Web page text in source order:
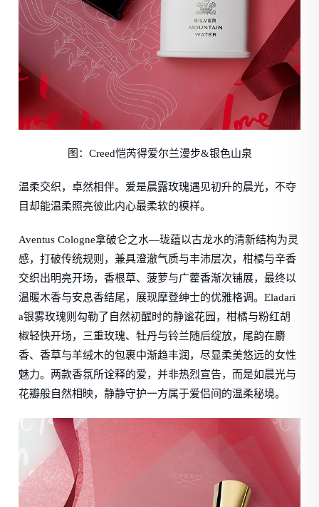
图：Creed恺芮得爱尔兰漫步&银色山泉
温柔交织，卓然相伴。爱是晨露玫瑰遇见初升的晨光，不夺
目却能温柔照亮彼此内心最柔软的模样。
Aventus Cologne拿破仑之水—珑蕴以古龙水的清新结构为灵
感，打破传统规则，兼具澄澈气质与丰沛层次，柑橘与辛香
交织出明亮开场，香根草、菠萝与广藿香渐次铺展，最终以
温暖木香与安息香结尾，展现摩登绅士的优雅格调。Eladari
a银雾玫瑰则勾勒了自然初醒时的静谧花园，柑橘与粉红胡
椒轻快开场，三重玫瑰、牡丹与铃兰随后绽放，尾韵在麝
香、香草与羊绒木的包裹中渐趋丰润，尽显柔美悠远的女性
魅力。两款香氛所诠释的爱，并非热烈宣告，而是如晨光与
花瓣般自然相映，静静守护一方属于爱侣间的温柔秘境。